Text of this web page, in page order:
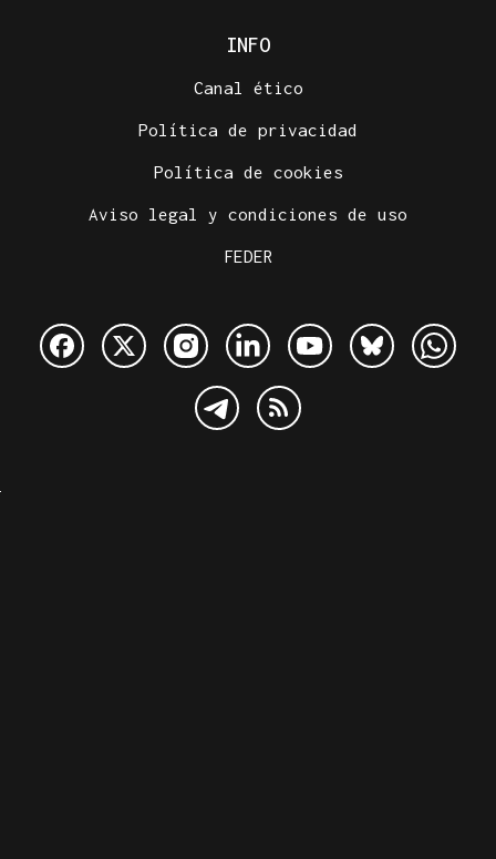
INFO
Canal ético
Política de privacidad
Política de cookies
Aviso legal y condiciones de uso
FEDER